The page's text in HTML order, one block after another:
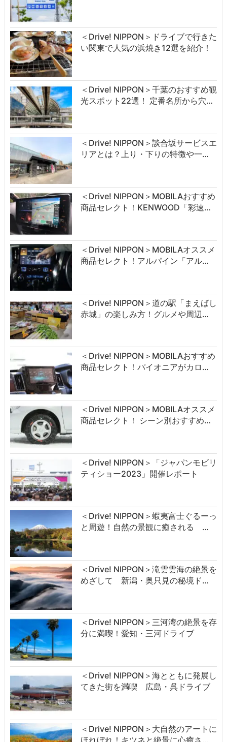
＜Drive! NIPPON＞ドライブで行きた
い関東で人気の浜焼き12選を紹介！
＜Drive! NIPPON＞千葉のおすすめ観
光スポット22選！ 定番名所から穴…
＜Drive! NIPPON＞談合坂サービスエ
リアとは？上り・下りの特徴や一…
＜Drive! NIPPON＞MOBILAおすすめ
商品セレクト！KENWOOD「彩速…
＜Drive! NIPPON＞MOBILAオススメ
商品セレクト！アルパイン「アル…
＜Drive! NIPPON＞道の駅「まえばし
赤城」の楽しみ方！グルメや周辺…
＜Drive! NIPPON＞MOBILAおすすめ
商品セレクト！パイオニアがカロ…
＜Drive! NIPPON＞MOBILAオススメ
商品セレクト！ シーン別おすすめ…
＜Drive! NIPPON＞「ジャパンモビリ
ティショー2023」開催レポート
＜Drive! NIPPON＞蝦夷富士ぐるーっ
と周遊！自然の景観に癒される …
＜Drive! NIPPON＞滝雲雲海の絶景を
めざして 新潟・奥只見の秘境ド…
＜Drive! NIPPON＞三河湾の絶景を存
分に満喫！愛知・三河ドライブ
＜Drive! NIPPON＞海とともに発展し
てきた街を満喫 広島・呉ドライブ
＜Drive! NIPPON＞大自然のアートに